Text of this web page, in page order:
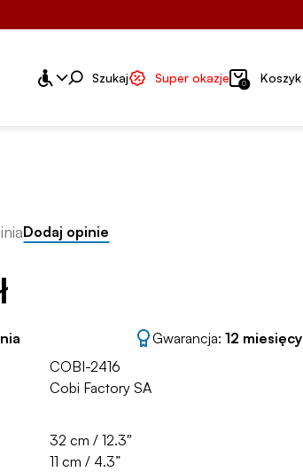
Szukaj Super okazje 0 Koszyk
Dodaj opinie
Gwarancja: 12 miesięcy
COBI-2416
Cobi Factory SA
32 cm / 12.3″
11 cm / 4.3”